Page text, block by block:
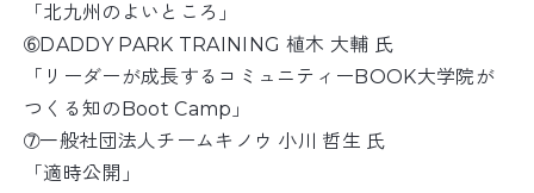
「北九州のよいところ」
➅DADDY PARK TRAINING 植木 大輔 氏
「リーダーが成長するコミュニティーBOOK大学院が
つくる知のBoot Camp」
➆一般社団法人チームキノウ 小川 哲生 氏
「適時公開」